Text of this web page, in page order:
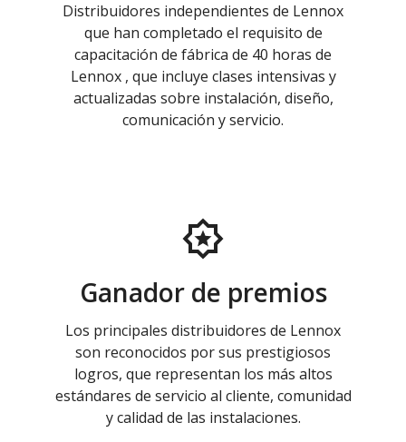
Distribuidores independientes de Lennox
que han completado el requisito de
capacitación de fábrica de 40 horas de
Lennox , que incluye clases intensivas y
actualizadas sobre instalación, diseño,
comunicación y servicio.
Ganador de premios
Los principales distribuidores de Lennox
son reconocidos por sus prestigiosos
logros, que representan los más altos
estándares de servicio al cliente, comunidad
y calidad de las instalaciones.